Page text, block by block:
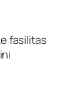
fasilitas